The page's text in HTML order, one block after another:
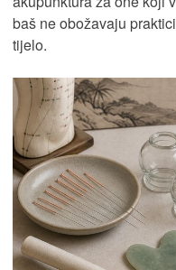
baš ne obožavaju
tijelo.